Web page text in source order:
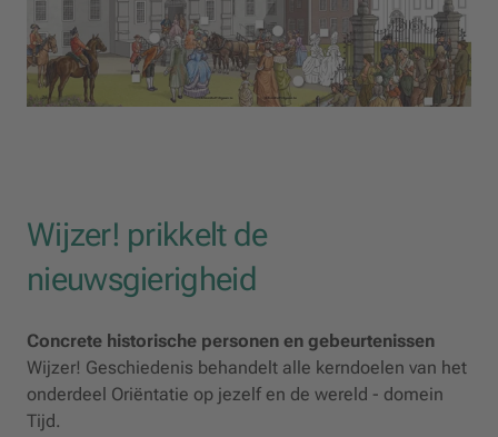
Wijzer! prikkelt de
nieuwsgierigheid
Concrete historische personen en gebeurtenissen
Wijzer! Geschiedenis behandelt alle kerndoelen van het
onderdeel Oriëntatie op jezelf en de wereld - domein
Tijd.